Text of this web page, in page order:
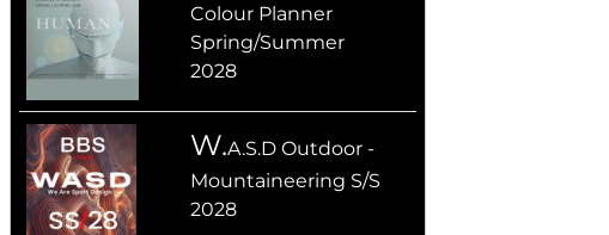
Colour Planner
Spring/Summer
2028
W.A.S.D Outdoor -
Mountaineering S/S
2028